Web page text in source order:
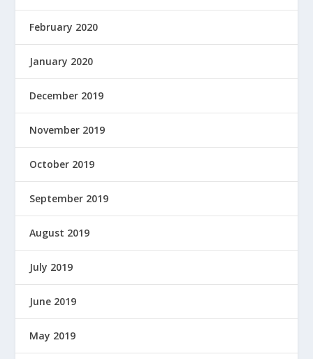
February 2020
January 2020
December 2019
November 2019
October 2019
September 2019
August 2019
July 2019
June 2019
May 2019